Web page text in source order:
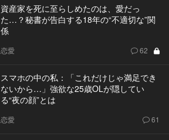
資産家を死に至らしめたのは、愛だっ
た…？秘書が告白する18年の“不適切な”関
係
恋愛 62
スマホの中の私：「これだけじゃ満足でき
ないから…」強欲な25歳OLが隠してい
る“夜の顔”とは
恋愛 61